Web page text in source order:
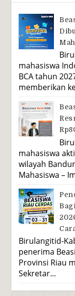
mahasiswa
BCA tahun
memberikan
mahasiswa
wilayah
Mahasiswa –
Birulangitid-
penerima
Provinsi Riau
Sekretar...